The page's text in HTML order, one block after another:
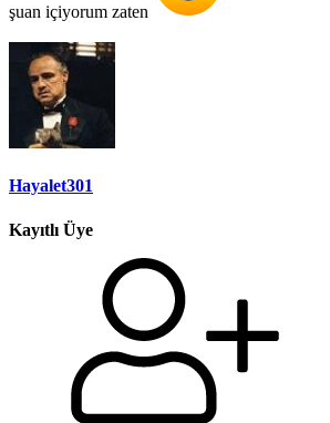
şuan içiyorum zaten
Hayalet301
Kayıtlı Üye